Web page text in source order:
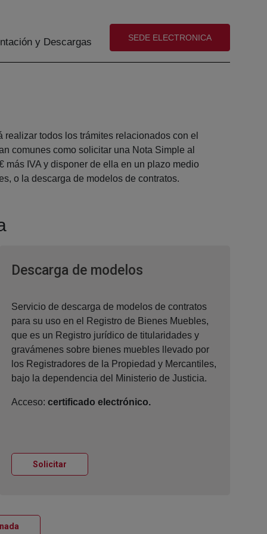
y Descargas (abre en nueva ventana)
SEDE ELECTRONICA
todos los trámites relacionados con el
comunes como solicitar una Nota Simple al
más IVA y disponer de ella en un plazo medio
o la descarga de modelos de contratos.
Descarga de modelos
Servicio de descarga de modelos de contratos
para su uso en el Registro de Bienes Muebles,
que es un Registro jurídico de titularidades y
gravámenes sobre bienes muebles llevado por
los Registradores de la Propiedad y Mercantiles,
bajo la dependencia del Ministerio de Justicia.
Acceso:certificado electrónico.
Solicitar